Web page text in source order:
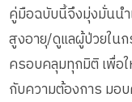
คู่มือฉบับนี้จึงมุ่งมั่นน
สูงอายุ/ดูแลผู้ป่วยใน
ครอบคลุมทุกมิติ เพื่อ
กับความต้องการ มอ